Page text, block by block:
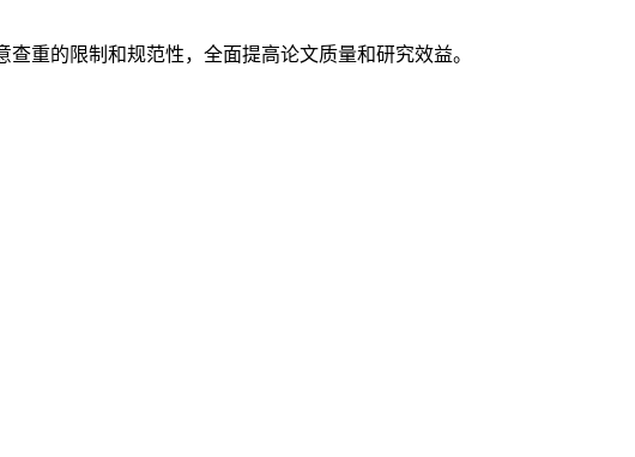
重的限制和规范性，全面提高论文质量和研究效益。